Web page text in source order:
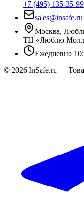
+7 (495) 135-35-99
sales@insafe.ru
Москва,
ТЦ «Люблю
Ежедневно
© 2026 InSafe.ru —